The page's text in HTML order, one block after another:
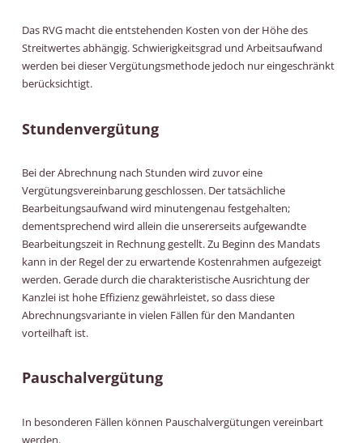
Das RVG macht die entstehenden Kosten von der Höhe des
Streitwertes abhängig. Schwierigkeitsgrad und Arbeitsaufwand
werden bei dieser Vergütungsmethode jedoch nur eingeschränkt
berücksichtigt.
Stundenvergütung
Bei der Abrechnung nach Stunden wird zuvor eine
Vergütungsvereinbarung geschlossen. Der tatsächliche
Bearbeitungsaufwand wird minutengenau festgehalten;
dementsprechend wird allein die unsererseits aufgewandte
Bearbeitungszeit in Rechnung gestellt. Zu Beginn des Mandats
kann in der Regel der zu erwartende Kostenrahmen aufgezeigt
werden. Gerade durch die charakteristische Ausrichtung der
Kanzlei ist hohe Effizienz gewährleistet, so dass diese
Abrechnungsvariante in vielen Fällen für den Mandanten
vorteilhaft ist.
Pauschalvergütung
In besonderen Fällen können Pauschalvergütungen vereinbart
werden.